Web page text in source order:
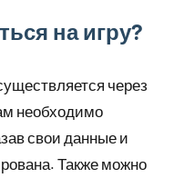
на игру?
через
необходимо
свои данные и
Также можно